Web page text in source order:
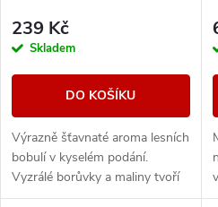
239 Kč
Skladem
DO KOŠÍKU
Výrazně šťavnaté aroma lesních
bobulí v kyselém podání.
Vyzrálé borůvky a maliny tvoří
dokonalý mix sladkých a